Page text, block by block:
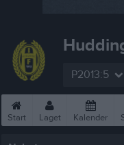
P2013:5
Start Laget Kalender